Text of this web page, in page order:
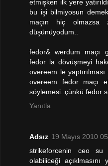
etmişken ilk yere
bu işi bilmiyosun
maçın hiç olmazsa
düşünüyodum..
fedor& werdum maçı
fedor la dövüşmeyi
overeem le
overeem fedor maçı
söylemesi..çünkü fedor
Yanıtla
Adsız 19 Mayıs 2010
strikeforcenin ceo
olabiliceği